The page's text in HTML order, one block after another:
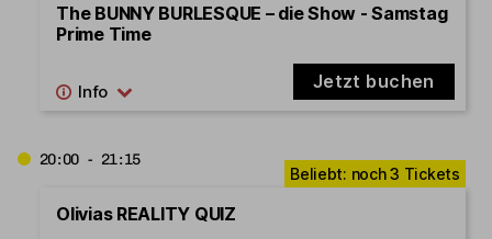
The BUNNY BURLESQUE – die Show - Samstag
Prime Time
Jetzt buchen
20:00 - 21:15
Olivias REALITY QUIZ